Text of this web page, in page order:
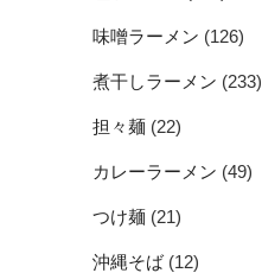
味噌ラーメン (126)
煮干しラーメン (233)
担々麺 (22)
カレーラーメン (49)
つけ麺 (21)
沖縄そば(12)